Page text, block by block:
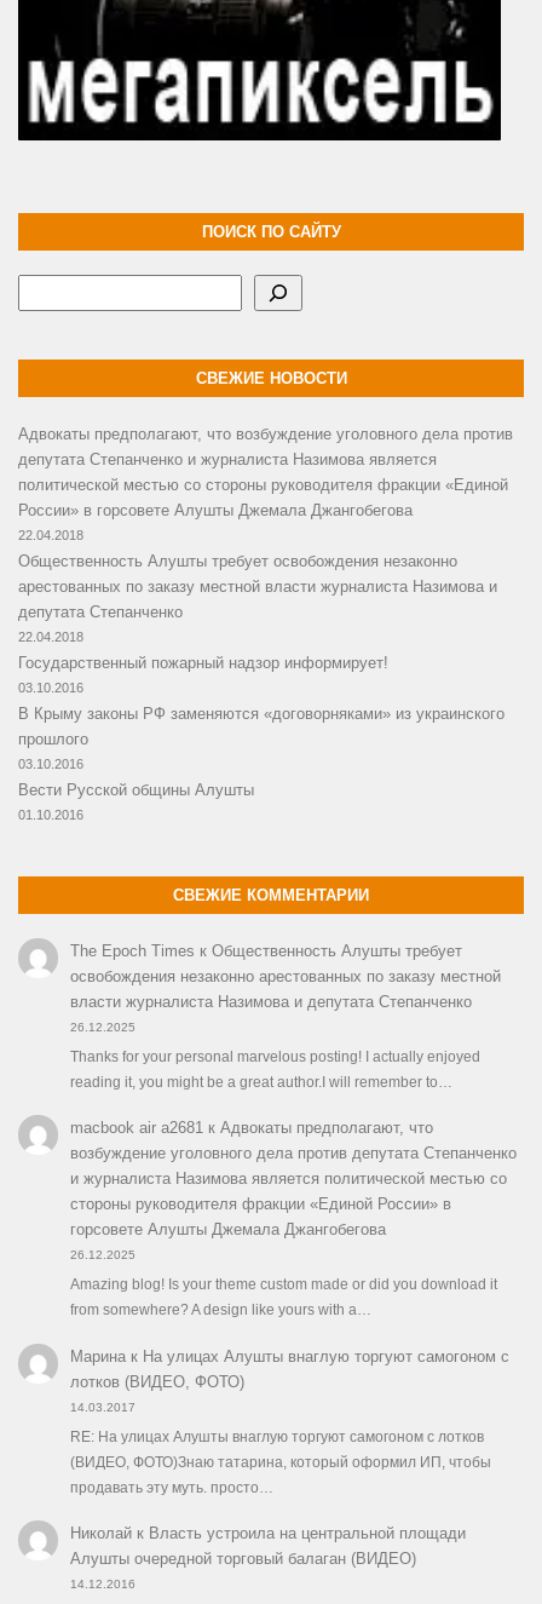
ПОИСК ПО САЙТУ
СВЕЖИЕ НОВОСТИ
Адвокаты предполагают, что возбуждение уголовного дела против
депутата Степанченко и журналиста Назимова является
политической местью со стороны руководителя фракции «Единой
России» в горсовете Алушты Джемала Джангобегова
22.04.2018
Общественность Алушты требует освобождения незаконно
арестованных по заказу местной власти журналиста Назимова и
депутата Степанченко
22.04.2018
Государственный пожарный надзор информирует!
03.10.2016
В Крыму законы РФ заменяются «договорняками» из украинского
прошлого
03.10.2016
Вести Русской общины Алушты
01.10.2016
СВЕЖИЕ КОММЕНТАРИИ
The Epoch Times к Общественность Алушты требует
освобождения незаконно арестованных по заказу местной
власти журналиста Назимова и депутата Степанченко
26.12.2025
Thanks for your personal marvelous posting! I actually enjoyed
reading it, you might be a great author.I will remember to…
macbook air a2681к Адвокаты предполагают, что
возбуждение уголовного дела против депутата Степанченко
и журналиста Назимова является политической местью со
стороны руководителя фракции «Единой России» в
горсовете Алушты Джемала Джангобегова
26.12.2025
Amazing blog! Is your theme custom made or did you download it
from somewhere? A design like yours with a…
Маринак На улицах Алушты внаглую торгуют самогоном с
лотков (ВИДЕО, ФОТО)
14.03.2017
RE: На улицах Алушты внаглую торгуют самогоном с лотков
(ВИДЕО, ФОТО)Знаю татарина, который оформил ИП, чтобы
продавать эту муть. просто…
Николайк Власть устроила на центральной площади
Алушты очередной торговый балаган (ВИДЕО)
14.12.2016